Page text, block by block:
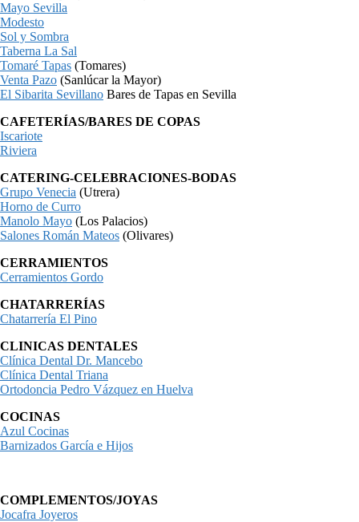
Mayo Sevilla
Modesto
Sol y Sombra
Taberna La Sal
Tomaré Tapas (Tomares)
Venta Pazo (Sanlúcar la Mayor)
El Sibarita Sevillano Bares de Tapas en Sevilla
CAFETERÍAS/BARES DE COPAS
Iscariote
Riviera
CATERING-CELEBRACIONES-BODAS
Grupo Venecia (Utrera)
Horno de Curro
Manolo Mayo (Los Palacios)
Salones Román Mateos (Olivares)
CERRAMIENTOS
Cerramientos Gordo
CHATARRERÍAS
Chatarrería El Pino
CLINICAS DENTALES
Clínica Dental Dr. Mancebo
Clínica Dental Triana
Ortodoncia Pedro Vázquez en Huelva
COCINAS
Azul Cocinas
Barnizados García e Hijos
COMPLEMENTOS/JOYAS
Jocafra Joyeros